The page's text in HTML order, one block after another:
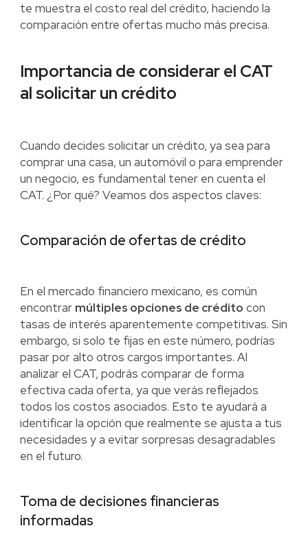
te muestra el costo real del crédito, haciendo la
comparación entre ofertas mucho más precisa.
Importancia de considerar el CAT
al solicitar un crédito
Cuando decides solicitar un crédito, ya sea para
comprar una casa, un automóvil o para emprender
un negocio, es fundamental tener en cuenta el
CAT. ¿Por qué? Veamos dos aspectos claves:
Comparación de ofertas de crédito
En el mercado financiero mexicano, es común
encontrar múltiples opciones de crédito con
tasas de interés aparentemente competitivas. Sin
embargo, si solo te fijas en este número, podrías
pasar por alto otros cargos importantes. Al
analizar el CAT, podrás comparar de forma
efectiva cada oferta, ya que verás reflejados
todos los costos asociados. Esto te ayudará a
identificar la opción que realmente se ajusta a tus
necesidades y a evitar sorpresas desagradables
en el futuro.
Toma de decisiones financieras
informadas